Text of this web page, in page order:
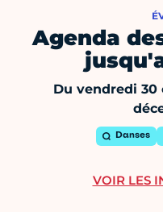
Agenda
Du vendredi 30
Danses
VOIR LES